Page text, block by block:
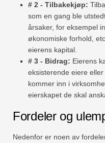
# 2 - Tilbakekjøp:
som en gang ble
årsaker, for eksempel
økonomiske forhold,
eierens kapital.
# 3 - Bidrag: Eierens
eksisterende eiere
kommer inn i
eierskapet de skal
Fordeler og
Nedenfor er noen av